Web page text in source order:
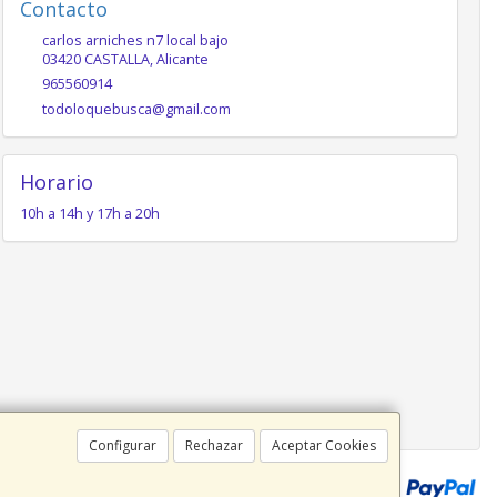
Configurar Rechazar Aceptar Cookies
Contacto
carlos arniches n7 local bajo
03420 CASTALLA,Alicante
965560914
todoloquebusca@gmail.com
Horario
10h a 14h y 17h a 20h